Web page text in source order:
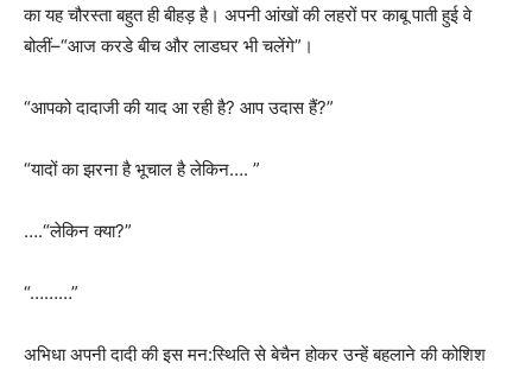
का यह चौरस्ता बहुत ही बीहड़ है। अपनी आंखों की लहरों पर काबू पाती हुई वे
बोलीं–“आज करडे बीच और लाडघर भी चलेंगे” ।
“आपको दादाजी की याद आ रही है? आप उदास हैं?”
“यादों का झरना है भूचाल है लेकिन…. ”
….“लेकिन क्या?”
“………”
अभिधा अपनी दादी की इस मन:स्थिति से बेचैन होकर उन्हें बहलाने की कोशिश